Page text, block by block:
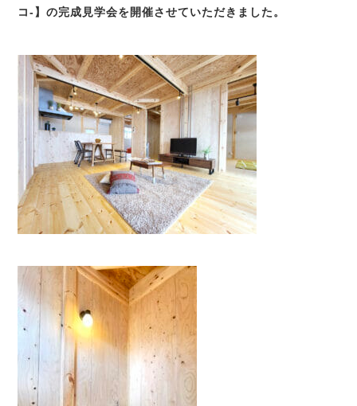
コ-】の完成見学会を開催させていただきました。